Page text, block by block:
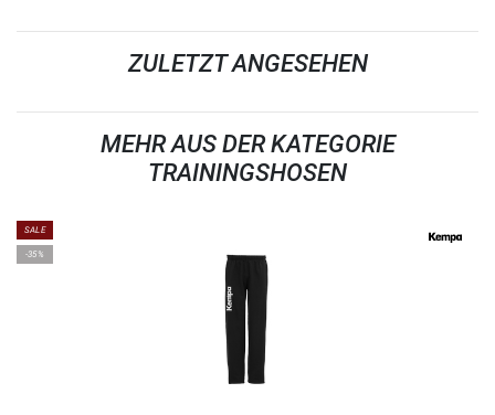
ZULETZT ANGESEHEN
MEHR AUS DER KATEGORIE
TRAININGSHOSEN
SALE
-35%